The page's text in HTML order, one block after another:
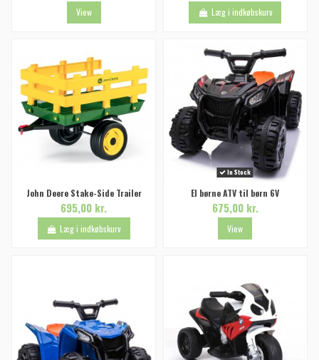
View Læg i indkøbskurv
John Deere Stake-Side Trailer
695,00 kr.
Læg i indkøbskurv
In Stock
El børne ATV til børn 6V
675,00 kr.
View